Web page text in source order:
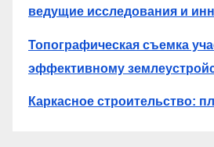
ведущие исследования и
Топографическая съемка
эффективному
Каркасное строительство: